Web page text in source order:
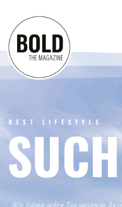
BEST LIFESTYLE